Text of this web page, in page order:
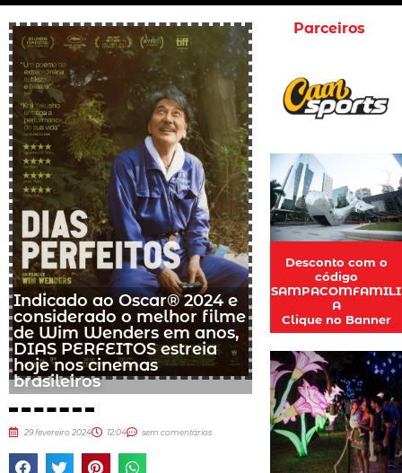
Indicado ao Oscar® 2024 e
considerado o melhor filme
de Wim Wenders em anos,
DIAS PERFEITOS estreia
hoje nos cinemas
brasileiros
29 fevereiro 2024 12:04 sem comentários
Parceiros
Desconto com o
código
SAMPACOMFAMILI
A
Clique no Banner